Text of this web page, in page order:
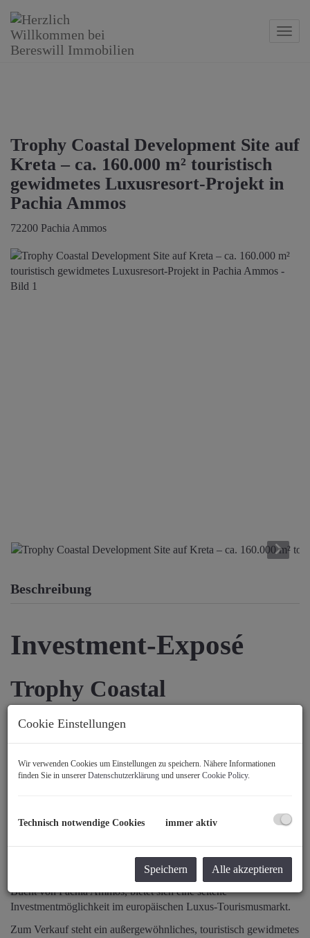
Trophy Coastal Development Site auf
Kreta – ca. 160.000 m² touristisch
gewidmetes Luxusresort-Projekt in
Pachia Ammos
72200 Pachia Ammos
Beschreibung
Investment-Exposé
Trophy Coastal
Development Site auf Kreta
in Pachia Ammos, Nordostküste
1. Executive Summary
An der begehrten Nordostküste Kretas, in der spektakulären
Bucht von Pachia Ammos, bietet sich eine seltene
Investmentmöglichkeit im europäischen Luxus-Tourismusmarkt.
Zum Verkauf steht ein außergewöhnliches, touristisch gewidmetes
Cookie Einstellungen
Wir verwenden Cookies um Einstellungen zu speichern. Nähere Informationen
finden Sie in unserer Datenschutzerklärung und unserer Cookie Policy.
Technisch notwendige Cookies immer aktiv
Speichern Alle akzeptieren